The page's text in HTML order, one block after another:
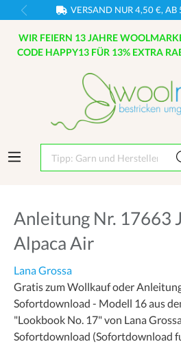
VERSAND NUR 4,50 €, AB
WIR FEIERN 13 JAHRE
CODE HAPPY13 FÜR 13% EXTRA
Tipp: Garn und Hersteller
Anleitung Nr. 17663
Alpaca Air
Lana Grossa
Gratis zum Wollkauf oder
Sofortdownload - Modell 16 aus
"Lookbook No. 17" von Lana
Sofortdownload (Sofortdownload